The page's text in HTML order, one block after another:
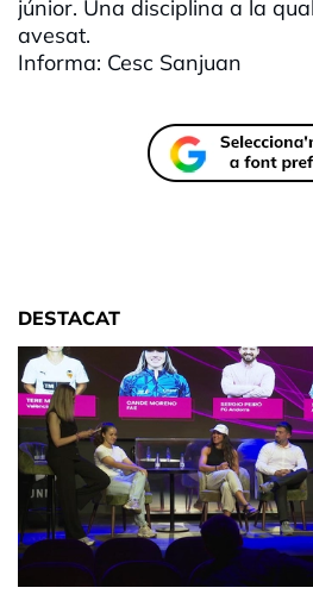
júnior. Una disciplina a la
avesat.
Informa: Cesc Sanjuan
DESTACAT